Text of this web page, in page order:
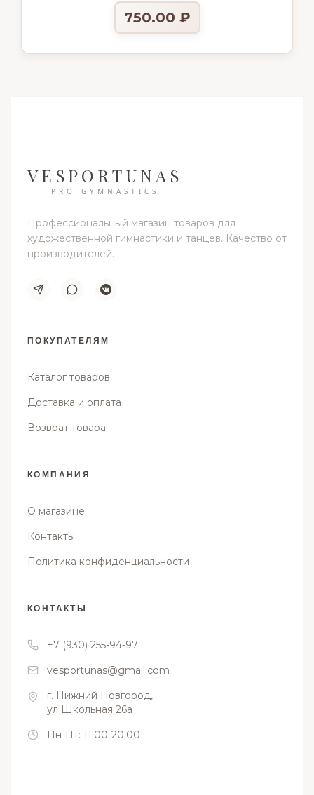
750.00 ₽
VESPORTUNAS
PRO GYMNASTICS
Профессиональный магазин товаров для
художественной гимнастики и танцев. Качество от
производителей.
ПОКУПАТЕЛЯМ
Каталог товаров
Доставка и оплата
Возврат товара
КОМПАНИЯ
О магазине
Контакты
Политика конфиденциальности
КОНТАКТЫ
+7 (930) 255-94-97
vesportunas@gmail.com
г. Нижний Новгород,
ул Школьная 26а
Пн-Пт: 11:00-20:00